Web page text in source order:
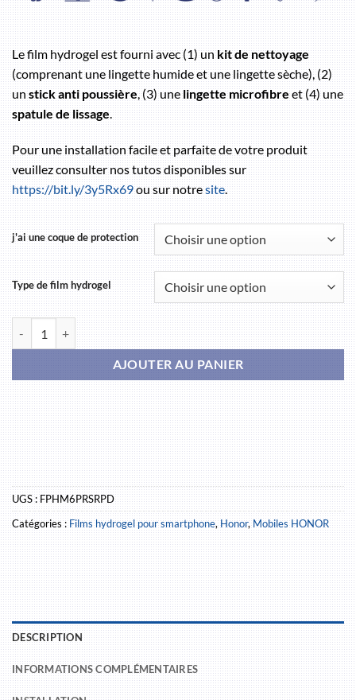
Le film hydrogel est fourni avec (1) unkit de nettoyage
(comprenant une lingette humide et une lingette sèche), (2)
unstick anti poussière, (3) unelingette microfibreet (4) une
spatule de lissage.
Pour une installation facile et parfaite de votre produit
veuillez consulter nos tutos disponibles sur
https://bit.ly/3y5Rx69ou sur notresite.
j'ai une coque de protection
Type de film hydrogel
quantité de HONOR magic 6 pro RSR Porsche Design
AJOUTER AU PANIER
UGS :FPHM6PRSRPD
Catégories :Films hydrogel pour smartphone,Honor,Mobiles HONOR
DESCRIPTION
INFORMATIONS COMPLÉMENTAIRES